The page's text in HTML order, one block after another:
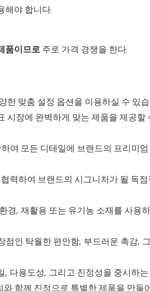
해야 합니다.
품이므로주로 가격 경쟁을 한다.
한 맞춤 설정 옵션을 이용하실 수 있
시장에 완벽하게 맞는 제품을 제공할
여 모든 디테일에 브랜드의 프리미엄
력하여 브랜드의 시그니처가 될 독점
경, 재활용 또는 유기농 소재를 사용
점인 탁월한 편안함, 부드러운 촉감,
, 다용도성, 그리고 진정성을 중시하는
함께 진정으로 특별한 제품을 만들